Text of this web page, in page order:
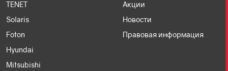
TENET
Solaris
Foton
Hyundai
Mitsubishi
Акции
Новости
Правовая информация